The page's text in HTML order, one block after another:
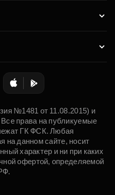
№1481 от 11.08.2015) и
права на публикуемые
ГК ФСК. Любая
на данном сайте, носит
характер и ни при каких
офертой, определяемой